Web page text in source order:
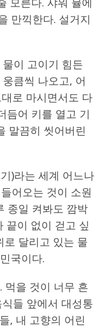
만끽한다. 설거지
이 고이기 힘든
큼씩 나오고, 어
로 마시면서도 다
듬어 키를 열고 기
말끔히 씻어버린
)라는 세계 어느나
어오는 것이 소원
종일 켜봐도 깜박
끝이 없이 걷고 싶
로 달리고 있는 물
국이다.
먹을 것이 너무 흔
들 앞에서 대성통
, 내 고향의 어린